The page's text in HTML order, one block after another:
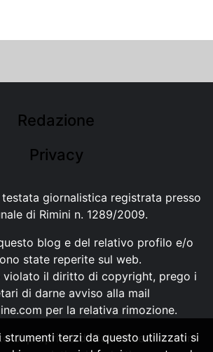
Redazione
Privacy
giornalistica registrata presso
di Rimini n. 1289/2009.
blog e del relativo profilo e/o
state reperite sul web.
violato il diritto di copyright, prego i
di darne avviso alla mail
per la relativa rimozione.
di proprietà di Calcioline.com non
strumenti terzi da questo utilizzati si